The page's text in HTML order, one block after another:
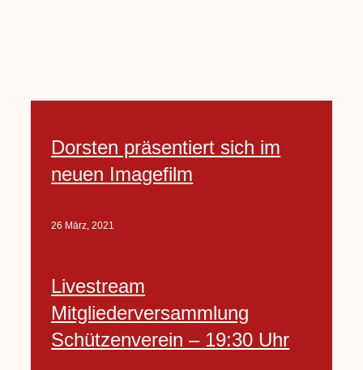
Dorsten präsentiert sich im
neuen Imagefilm
26 März, 2021
Livestream
Mitgliederversammlung
Schützenverein – 19:30 Uhr